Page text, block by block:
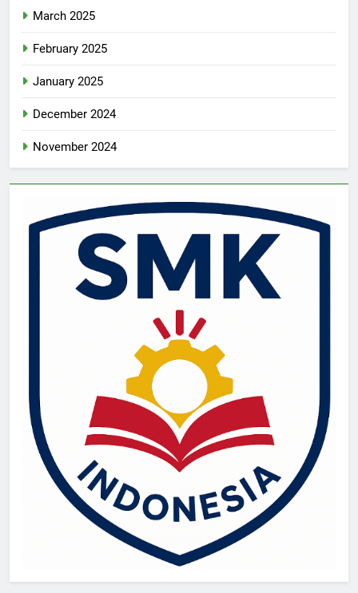
March 2025
February 2025
January 2025
December 2024
November 2024